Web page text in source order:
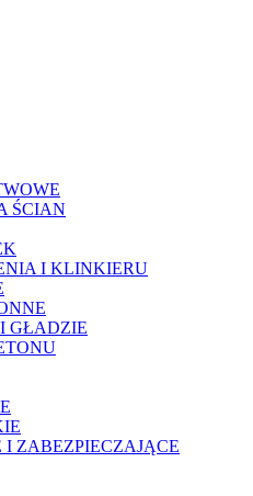
ŚCIAN
I KLINKIERU
GŁADZIE
ZABEZPIECZAJĄCE